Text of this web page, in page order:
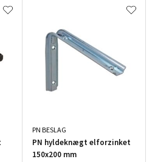
PN BESLAG
PN hyldeknægt elforzinket
150x200 mm